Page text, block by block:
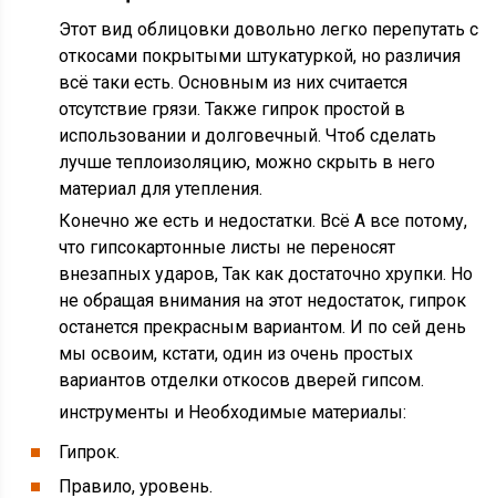
Этот вид облицовки довольно легко перепутать с
откосами покрытыми штукатуркой, но различия
всё таки есть. Основным из них считается
отсутствие грязи. Также гипрок простой в
использовании и долговечный. Чтоб сделать
лучше теплоизоляцию, можно скрыть в него
материал для утепления.
Конечно же есть и недостатки. Всё А все потому,
что гипсокартонные листы не переносят
внезапных ударов, Так как достаточно хрупки. Но
не обращая внимания на этот недостаток, гипрок
останется прекрасным вариантом. И по сей день
мы освоим, кстати, один из очень простых
вариантов отделки откосов дверей гипсом.
инструменты и Необходимые материалы:
Гипрок.
Правило, уровень.